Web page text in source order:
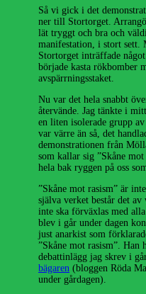
Så vi gick i det
ner till Stortorget.
lät tryggt och bra och
manifestation, i stort sett.
Stortorget inträffade
började kasta rökbomber
avspärrningsstaket.
Nu var det hela snabbt
återvände. Jag tänkte i
en liten isolerade grupp
var värre än så, det
demonstrationen från
som kallar sig ”Skåne
hela bak ryggen på oss
”Skåne mot rasism” är
själva verket består det
inte ska förväxlas med
blev i går under dagen
just anarkist som
”Skåne mot rasism”. Han
debattinlägg jag skrev i
bägaren (bloggen Röda
under gårdagen).